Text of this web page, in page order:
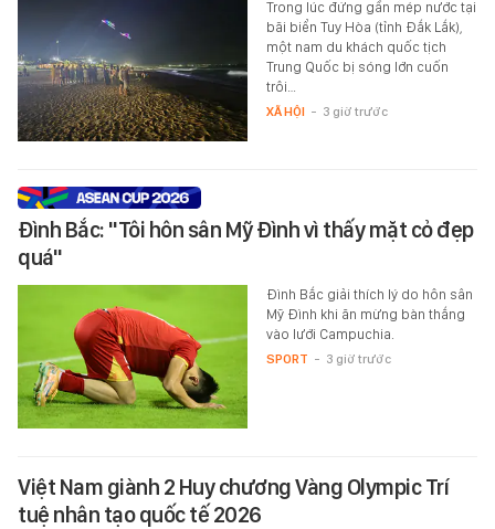
Trong lúc đứng gần mép nước tại
bãi biển Tuy Hòa (tỉnh Đắk Lắk),
một nam du khách quốc tịch
Trung Quốc bị sóng lớn cuốn
trôi…
XÃ HỘI - 3 giờ trước
Đình Bắc: "Tôi hôn sân Mỹ Đình vì thấy mặt cỏ đẹp
quá"
Đình Bắc giải thích lý do hôn sân
Mỹ Đình khi ăn mừng bàn thắng
vào lưới Campuchia.
SPORT - 3 giờ trước
Việt Nam giành 2 Huy chương Vàng Olympic Trí
tuệ nhân tạo quốc tế 2026